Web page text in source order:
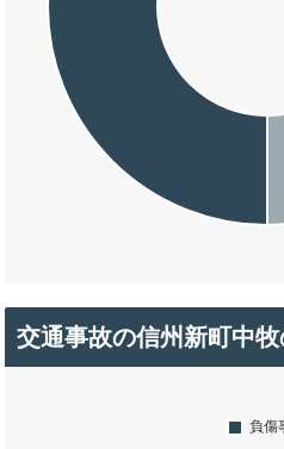
交通事故の信州新町中